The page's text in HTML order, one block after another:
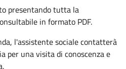
presentando tutta la
in formato PDF.
l'assistente sociale contatterà
per una visita di conoscenza e